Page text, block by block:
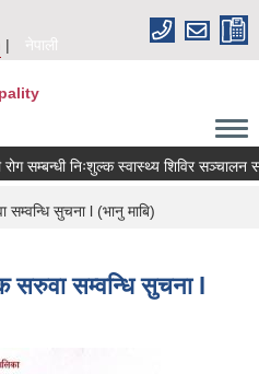
नेपाली
सम्बन्धी निःशुल्क स्वास्थ्य शिविर सञ्चालन
सम्वन्धि सुचना l (भानु माबि)
सरुवा सम्वन्धि सुचना l